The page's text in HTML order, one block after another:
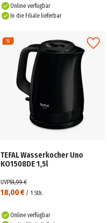
Online verfügbar
In die Filiale lieferbar
TEFAL Wasserkocher Uno
KO1508DE 1,5l
18,00 € / 1 Stk.
UVP51,99 €
Online verfügbar